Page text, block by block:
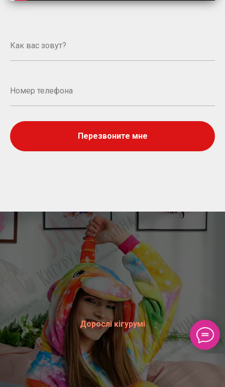
Перезвоните мне
Дорослі кігурумі